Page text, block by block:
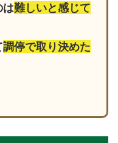
は難しいと感じて
調停で取り決めた